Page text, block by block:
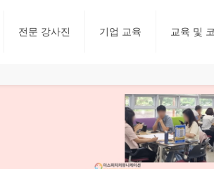
전문 강사진 기업 교육 교육 및